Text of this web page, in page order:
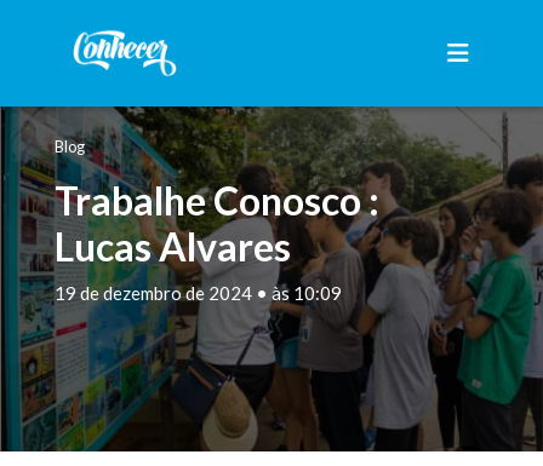
Blog
Trabalhe Conosco :
Lucas Alvares
19 de dezembro de 2024 • às 10:09